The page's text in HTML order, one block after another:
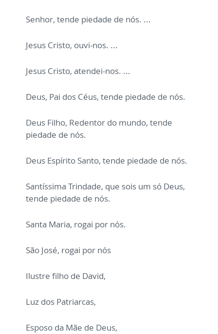
Senhor, tende piedade de nós. ...
Jesus Cristo, ouvi-nos. ...
Jesus Cristo, atendei-nos. ...
Deus, Pai dos Céus, tende piedade de nós.
Deus Filho, Redentor do mundo, tende
piedade de nós.
Deus Espírito Santo, tende piedade de nós.
Santíssima Trindade, que sois um só Deus,
tende piedade de nós.
Santa Maria, rogai por nós.
São José, rogai por nós
Ilustre filho de David,
Luz dos Patriarcas,
Esposo da Mãe de Deus,